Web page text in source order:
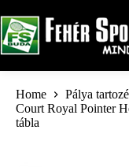
to
content
Home Pálya
Court Royal Pointer
tábla